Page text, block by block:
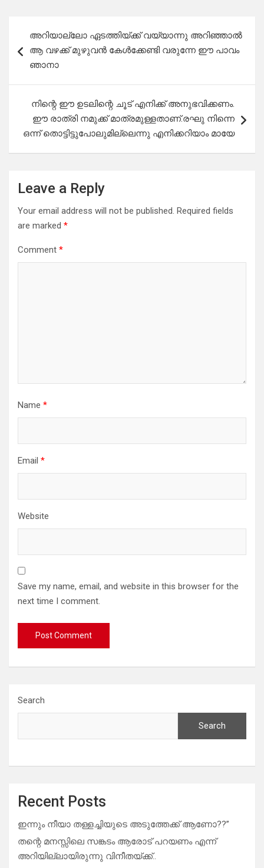
navigation
അറിയാല്ലോ ഏടത്തിയ്ക്ക് വയ്യാന്നു അറിഞ്ഞാൽ
ആ വഴക്ക് മുഴുവൻ കേൾക്കേണ്ടി വരുന്നേ ഈ പാവം
ഞാനാ
നിന്റെ ഈ ഉടലിന്റെ ചൂട് എനിക്ക് അനുഭവിക്കണം.
ഈ രാത്രി നമുക്ക് മാത്രമുള്ളതാണ്.രഘു നിന്നെ
ഒന്ന് തൊട്ടിട്ടുപോലുമില്ലെന്നു എനിക്കറിയാം മായേ
Leave a Reply
Your email address will not be published. Required fields
are marked *
Comment *
Name *
Email *
Website
Save my name, email, and website in this browser for the
next time I comment.
Search
Search
Recent Posts
ഇന്നും നീയാ തള്ളച്ചിയുടെ അടുത്തേക്ക് ആണോ??”
തന്റെ മനസ്സിലെ സങ്കടം ആരോട് പറയണം എന്ന്
അറിയില്ലായിരുന്നു വിനീതയ്ക്ക്..